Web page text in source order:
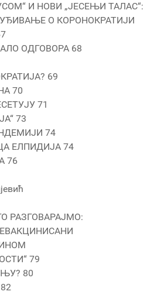
И НОВИ „ЈЕСЕЊИ ТАЛАС“:
О КОРОНОКРАТИЈИ
ОДГОВОРА 68
69
70
71
73
74
ЕЛПИДИЈА 74
76
РАЗГОВАРАЈМО:
79
80